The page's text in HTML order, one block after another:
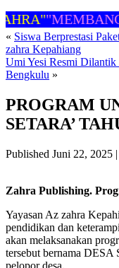
« Siswa Berprestasi
zahra Kepahiang
Umi Yesi Resmi Dilantik
Bengkulu »
PROGRAM
SETARA’
Published Juni 22, 2025 |
Zahra Publishing.
Yayasan Az zahra
pendidikan dan
akan melaksanakan
tersebut bernama DESA
pelopor desa.